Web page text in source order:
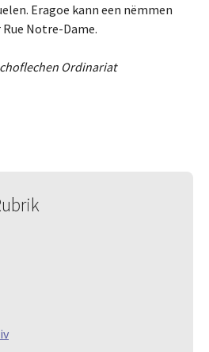
Eragoe kann een nëmmen
Rue Notre-Dame.
Ordinariat